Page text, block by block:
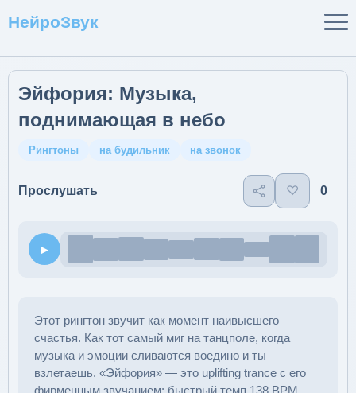
НейроЗвук
Эйфория: Музыка,
поднимающая в небо
Рингтоны на будильник на звонок
Прослушать ♡ 0
▶
Этот рингтон звучит как момент наивысшего
счастья. Как тот самый миг на танцполе, когда
музыка и эмоции сливаются воедино и ты
взлетаешь. «Эйфория» — это uplifting trance с его
фирменным звучанием: быстрый темп 138 BPM,